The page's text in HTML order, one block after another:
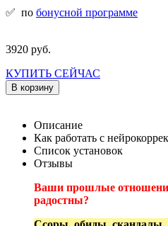
✅ по бонусной программе
3920 руб.
КУПИТЬ СЕЙЧАС
В корзину
Описание
Как работать с
Список установок
Отзывы
Ваши прошлые
радостны?